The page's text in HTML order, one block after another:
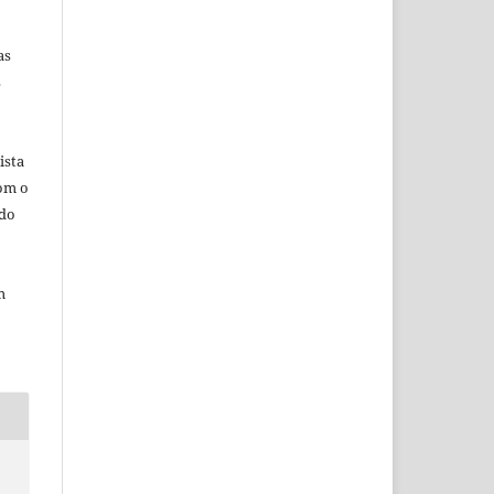
o